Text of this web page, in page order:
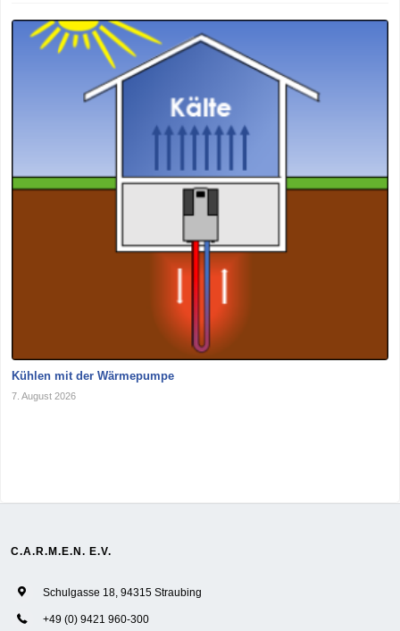
Kühlen mit der Wärmepumpe
7. August 2026
C.A.R.M.E.N. E.V.
Schulgasse 18, 94315 Straubing
+49 (0) 9421 960-300